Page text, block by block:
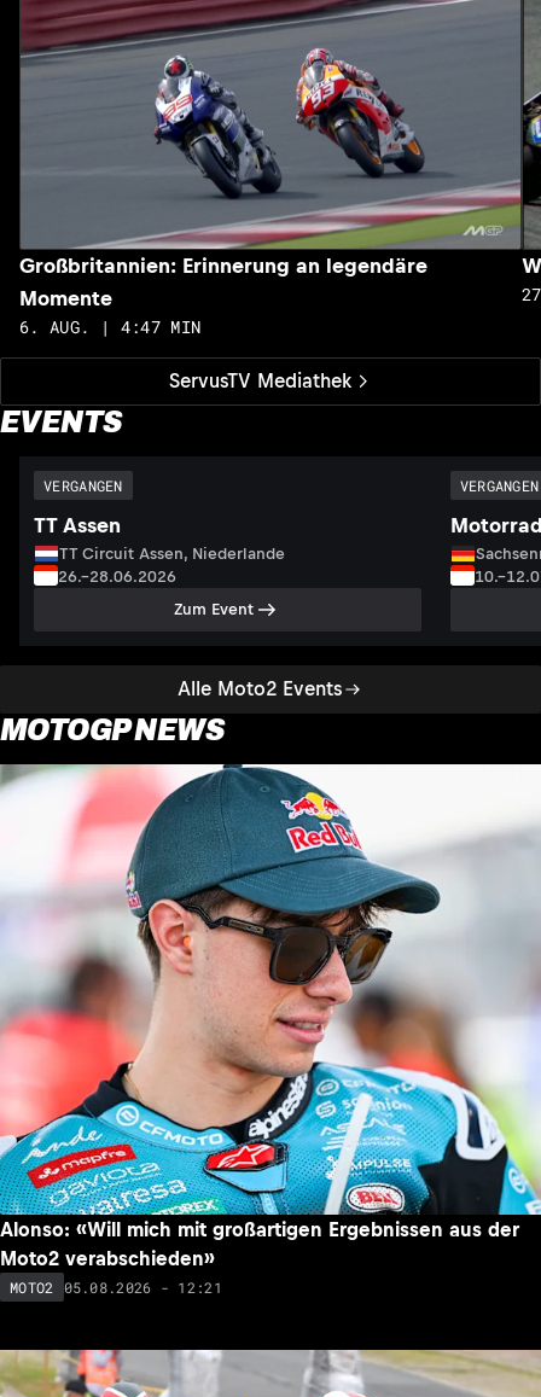
ServusTV Mediathek
Großbritannien: Erinnerung an legendäre
Momente
6. AUG. | 4:47 MIN
EVENTS
Alle Moto2 Events
VERGANGEN
TT Assen
TT Circuit Assen, Niederlande
26.–28.06.2026
Zum Event
VERGANGEN
MOTOGP NEWS
Alonso: «Will mich mit großartigen Ergebnissen aus der
Moto2 verabschieden»
MOTO2 05.08.2026 - 12:21